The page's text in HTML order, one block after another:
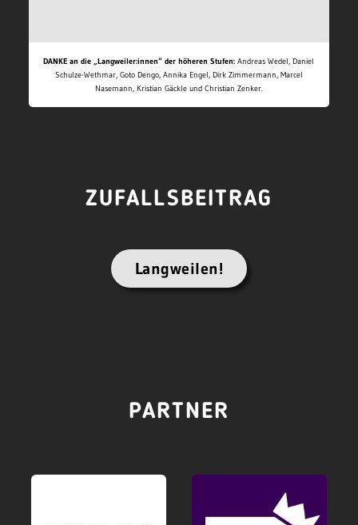
DANKE an die „Langweiler:innen“ der höheren Stufen: Andreas Wedel, Daniel
Schulze-Wethmar, Goto Dengo, Annika Engel, Dirk Zimmermann, Marcel
Nasemann, Kristian Gäckle und Christian Zenker.
ZUFALLSBEITRAG
Langweilen!
PARTNER